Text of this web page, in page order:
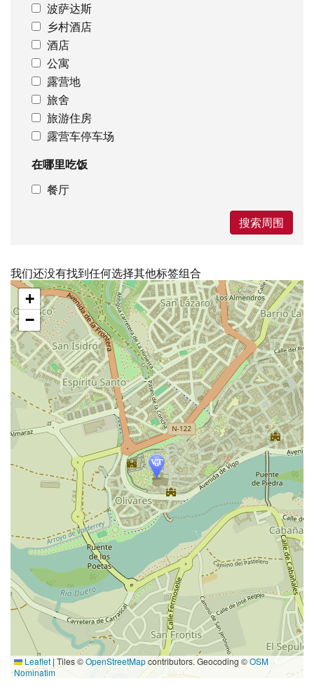
波萨达斯
乡村酒店
酒店
公寓
露营地
旅舍
旅游住房
露营车停车场
在哪里吃饭
餐厅
搜索周围
我们还没有找到任何选择其他标签组合
跳
地
图
+
−
Leaflet | Tiles ©OpenStreetMapcontributors. Geocoding ©OSM
Nominatim